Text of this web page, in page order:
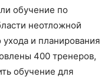
обучение по
неотложной
и планирования
400 тренеров,
обучение для